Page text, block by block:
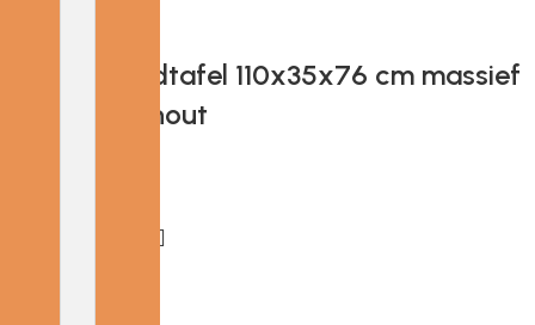
Provira Wandtafel 110x35x76 cm massief
gerecycled hout